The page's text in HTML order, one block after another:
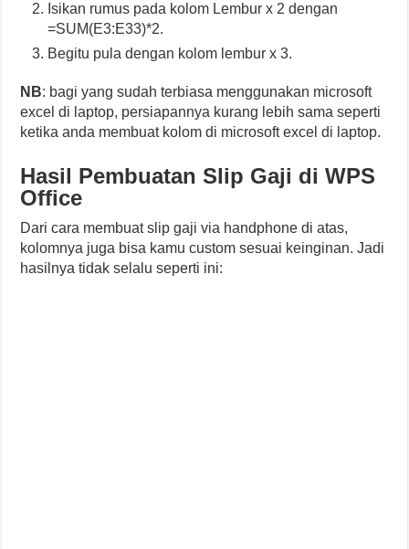
Isikan rumus pada kolom Lembur x 2 dengan
=SUM(E3:E33)*2.
Begitu pula dengan kolom lembur x 3.
NB: bagi yang sudah terbiasa menggunakan microsoft
excel di laptop, persiapannya kurang lebih sama seperti
ketika anda membuat kolom di microsoft excel di laptop.
Hasil Pembuatan Slip Gaji di WPS
Office
Dari cara membuat slip gaji via handphone di atas,
kolomnya juga bisa kamu custom sesuai keinginan. Jadi
hasilnya tidak selalu seperti ini: